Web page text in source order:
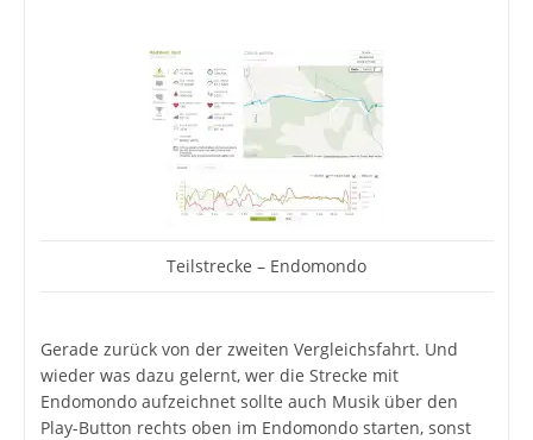
Teilstrecke – Endomondo
Gerade zurück von der zweiten Vergleichsfahrt. Und
wieder was dazu gelernt, wer die Strecke mit
Endomondo aufzeichnet sollte auch Musik über den
Play-Button rechts oben im Endomondo starten, sonst